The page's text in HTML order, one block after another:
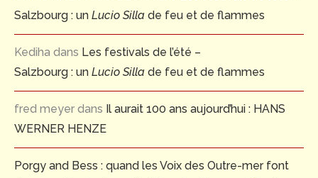
Salzbourg : un Lucio Silla de feu et de flammes
Kediha dans Les festivals de l’été –
Salzbourg : un Lucio Silla de feu et de flammes
fred meyer dans Il aurait 100 ans aujourd’hui : HANS
WERNER HENZE
Porgy and Bess : quand les Voix des Outre-mer font